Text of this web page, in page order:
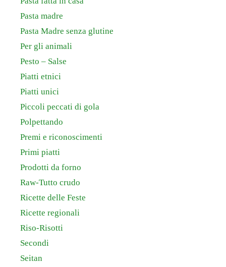
Pasta madre
Pasta Madre senza glutine
Per gli animali
Pesto – Salse
Piatti etnici
Piatti unici
Piccoli peccati di gola
Polpettando
Premi e riconoscimenti
Primi piatti
Prodotti da forno
Raw-Tutto crudo
Ricette delle Feste
Ricette regionali
Riso-Risotti
Secondi
Seitan